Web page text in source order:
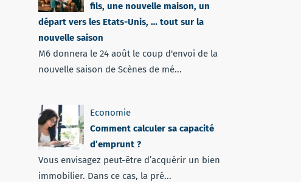
fils, une nouvelle maison, un
départ vers les Etats-Unis, … tout sur la
nouvelle saison
M6 donnera le 24 août le coup d'envoi de la
nouvelle saison de Scènes de mé...
Economie
Comment calculer sa capacité
d’emprunt ?
Vous envisagez peut-être d’acquérir un bien
immobilier. Dans ce cas, la pré...